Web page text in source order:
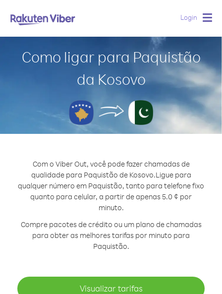
Login
Como ligar para Paquistão
da Kosovo
Com o Viber Out, você pode fazer chamadas de
qualidade para Paquistão de Kosovo.Ligue para
qualquer número em Paquistão, tanto para telefone fixo
quanto para celular, a partir de apenas 5.0 ¢ por
minuto.
Compre pacotes de crédito ou um plano de chamadas
para obter as melhores tarifas por minuto para
Paquistão.
Visualizar tarifas